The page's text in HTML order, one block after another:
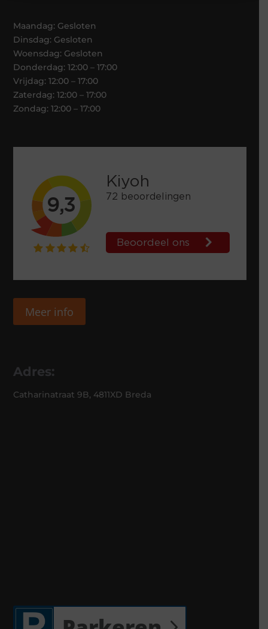
Maandag: Gesloten
Dinsdag: Gesloten
Woensdag: Gesloten
Donderdag: 12:00 – 17:00
Vrijdag: 12:00 – 17:00
Zaterdag: 12:00 – 17:00
Zondag: 12:00 – 17:00
Meer info
Adres:
Catharinatraat 9B, 4811XD Breda